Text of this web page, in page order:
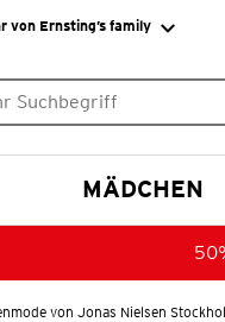
von Ernsting’s family
MÄDCHEN
von Jonas Nielsen